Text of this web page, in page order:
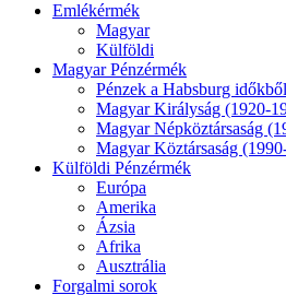
Emlékérmék
Magyar
Külföldi
Magyar Pénzérmék
Pénzek a Habsburg
Magyar Királyság (1920-
Magyar Népköztársaság
Magyar Köztársaság
Külföldi Pénzérmék
Európa
Amerika
Ázsia
Afrika
Ausztrália
Forgalmi sorok